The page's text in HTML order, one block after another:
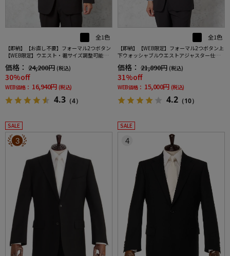
全1色
【即納】【お直し不要】フォーマル2つボタン
【WEB限定】ウエスト・裾サイズ調整可能上
下ウォッシャブル黒無地通年礼服
価格： 24,200円 (税込)
30%off
WEB価格： 16,940円 (税込)
4.3 （4）
全1色
【即納】【WEB限定】フォーマル2つボタン上
下ウォッシャブルウエストアジャスター仕様
黒無地通年礼服
価格： 21,890円 (税込)
31%off
WEB価格： 15,000円 (税込)
4.2 （10）
SALE
3
SALE
4